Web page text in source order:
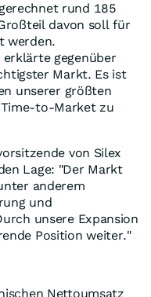
rund 185
davon soll für
werden.
erklärte gegenüber
Markt. Es ist
unserer größten
to-Market zu
von Silex
Lage: "Der Markt
anderem
und
unsere Expansion
Position weiter."
Nettoumsatz